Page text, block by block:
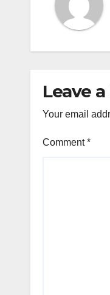
Leave
Your email
Comment*